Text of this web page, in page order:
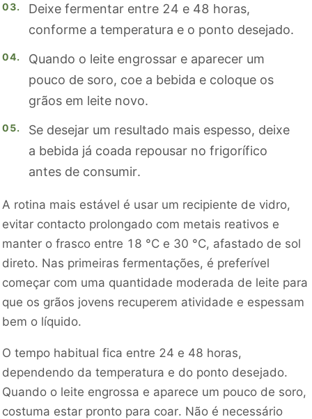
Deixe fermentar entre 24 e 48 horas,
conforme a temperatura e o ponto desejado.
Quando o leite engrossar e aparecer um
pouco de soro, coe a bebida e coloque os
grãos em leite novo.
Se desejar um resultado mais espesso, deixe
a bebida já coada repousar no frigorífico
antes de consumir.
A rotina mais estável é usar um recipiente de vidro,
evitar contacto prolongado com metais reativos e
manter o frasco entre 18 °C e 30 °C, afastado de sol
direto. Nas primeiras fermentações, é preferível
começar com uma quantidade moderada de leite para
que os grãos jovens recuperem atividade e espessam
bem o líquido.
O tempo habitual fica entre 24 e 48 horas,
dependendo da temperatura e do ponto desejado.
Quando o leite engrossa e aparece um pouco de soro,
costuma estar pronto para coar. Não é necessário